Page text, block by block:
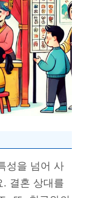
성을 넘어 사
. 결혼 상대를